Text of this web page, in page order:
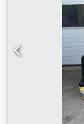
Zustand
Dsdpfx Agszrcc
Antriebsrad
hinten Typ:
Batterie Volt:
FORCE Batterie
Zustand: Neu
Standartgabeln
PIN CODE